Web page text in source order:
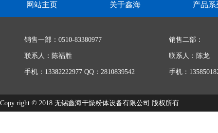
网站主页 关于鑫海 产品系
销售一部：0510-83380977
联系人：陈福胜
手机：13382222977 QQ：2810839542
销售二部：
联系人：陈龙
手机：
Copy right © 2018 无锡鑫海干燥粉体设备有限公司 版权所有